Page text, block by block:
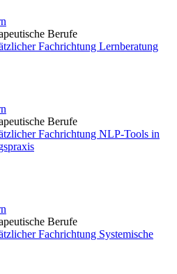
Berufe
Fachrichtung Lernberatung
Berufe
Fachrichtung NLP-Tools in
Berufe
Fachrichtung Systemische